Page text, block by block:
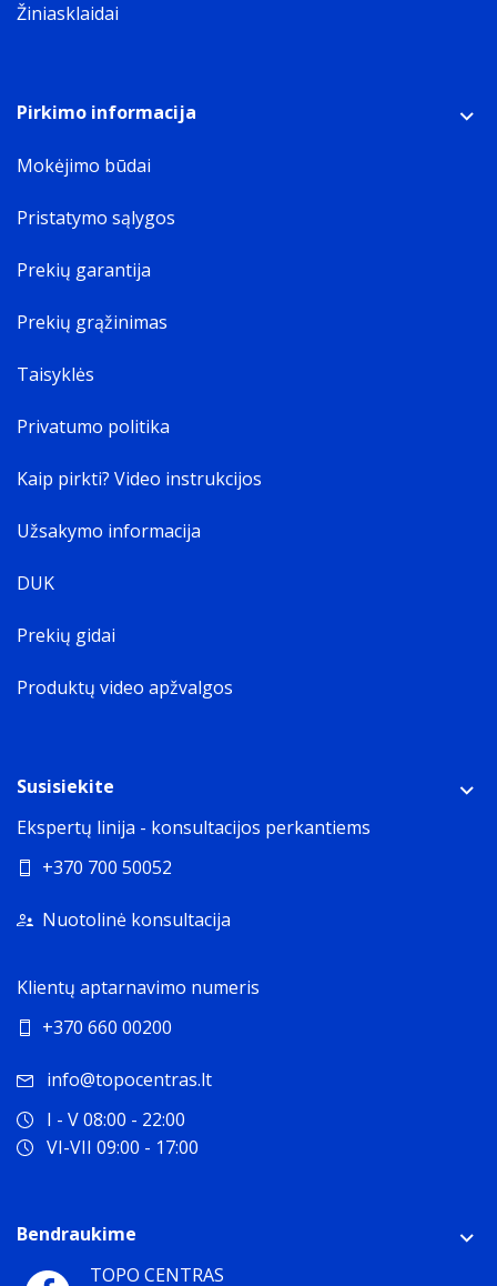
Žiniasklaidai
Pirkimo informacija
Mokėjimo būdai
Pristatymo sąlygos
Prekių garantija
Prekių grąžinimas
Taisyklės
Privatumo politika
Kaip pirkti? Video instrukcijos
Užsakymo informacija
DUK
Prekių gidai
Produktų video apžvalgos
Susisiekite
Ekspertų linija - konsultacijos perkantiems
+370 700 50052
Nuotolinė konsultacija
Klientų aptarnavimo numeris
+370 660 00200
info@topocentras.lt
I - V 08:00 - 22:00
VI-VII 09:00 - 17:00
Bendraukime
TOPO CENTRAS